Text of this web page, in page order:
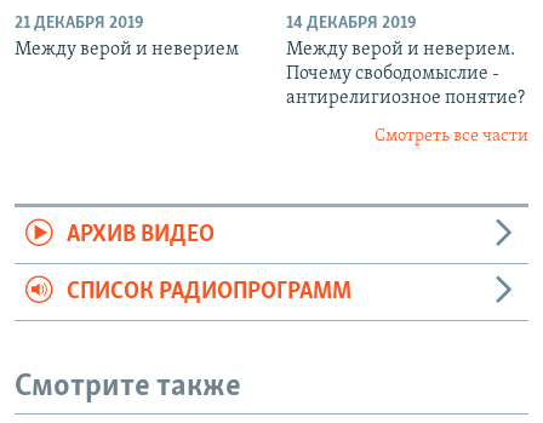
21 ДЕКАБРЯ 2019
Между верой и неверием
14 ДЕКАБРЯ 2019
Между верой и неверием.
Почему свободомыслие -
антирелигиозное понятие?
Смотреть все части
АРХИВ ВИДЕО
СПИСОК РАДИОПРОГРАММ
Смотрите также